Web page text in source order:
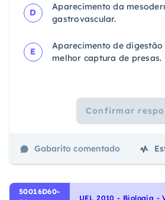
D
Aparecimento da
gastrovascular.
E
Aparecimento de
melhor captura de presas.
Confirmar
Gabarito comentado
50016D60-